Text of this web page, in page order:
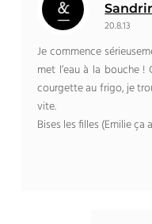
20.8.13
Je commence
met l’eau à la bouche !
courgette au frigo, je
vite.
Bises les filles (Emilie ça